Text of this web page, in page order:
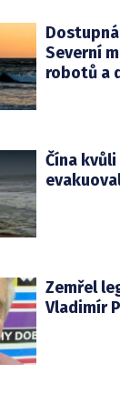
Severní
robotů a
Čína
Zemřel
Vladimír